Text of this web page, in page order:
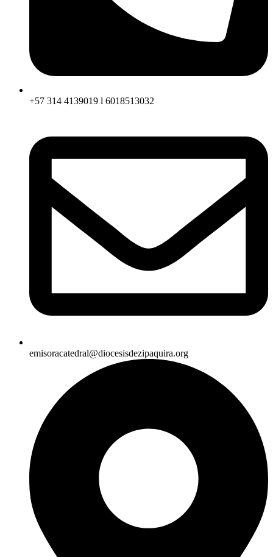
+57 314 4139019 l 6018513032
emisoracatedral@diocesisdezipaquira.org